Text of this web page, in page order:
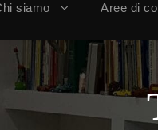
siamo Aree di